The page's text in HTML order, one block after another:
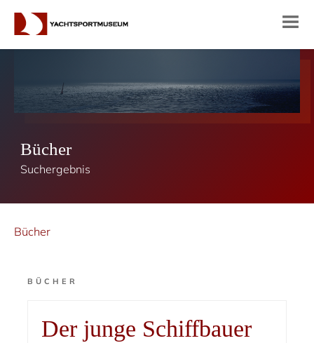
Bücher
Suchergebnis
Bücher
BÜCHER
Der junge Schiffbauer